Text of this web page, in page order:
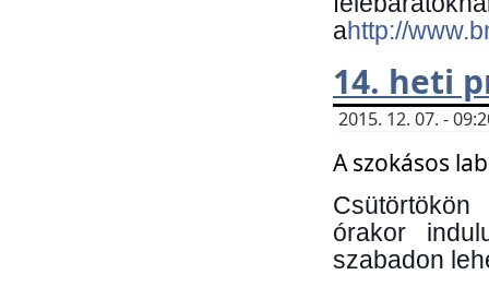
ahttp://
14. heti
2015. 12. 07. -
A szokásos
órakor
szabadon